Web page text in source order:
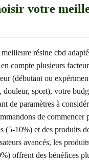
votre
résine cbd
compte plusieurs
(débutant ou
sport), votre
de paramètres à
de commencer
(5-10%) et des produits
avancés, les
offrent des bénéfices